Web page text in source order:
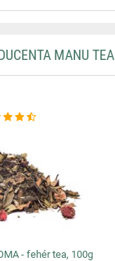
MANU TEA
- fehér tea, 100g